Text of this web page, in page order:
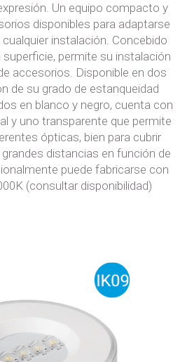
Un equipo compacto y
disponibles para adaptarse
instalación. Concebido
permite su instalación
accesorios. Disponible en dos
de su grado de estanqueidad
en blanco y negro, cuenta con
y uno transparente que permite
ópticas, bien para cubrir
distancias en función de
puede fabricarse con
(consultar disponibilidad)